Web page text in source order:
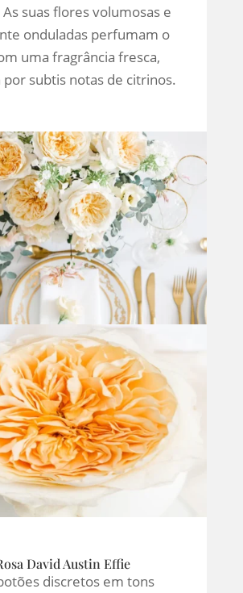
suas flores volumosas e
onduladas perfumam o
uma fragrância fresca,
subtis notas de citrinos.
David Austin Effie
discretos em tons